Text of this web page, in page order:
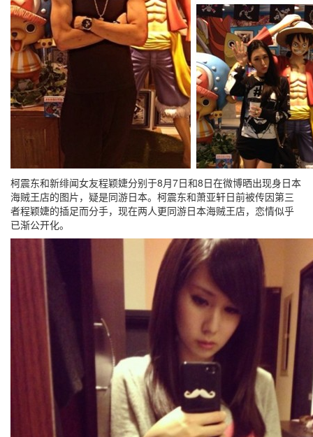
柯震东和新绯闻女友程颖婕分别于8月7日和8日在微博晒出现身日本
海贼王店的图片，疑是同游日本。柯震东和萧亚轩日前被传因第三
者程颖婕的插足而分手，现在两人更同游日本海贼王店，恋情似乎
已渐公开化。